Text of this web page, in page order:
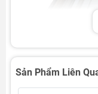
Khung máy CNC
Gantry)được chế
Sản Phẩm Liên